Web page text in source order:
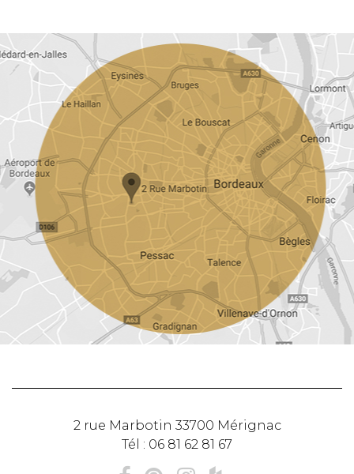
2 rue Marbotin 33700 Mérignac
Tél : 06 81 62 81 67